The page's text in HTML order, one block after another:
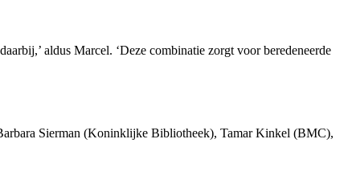
aldus Marcel. ‘Deze combinatie zorgt voor beredeneerde
Sierman (Koninklijke Bibliotheek), Tamar Kinkel (BMC),